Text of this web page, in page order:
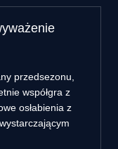
przedsezonu,
współgra z
osłabienia z